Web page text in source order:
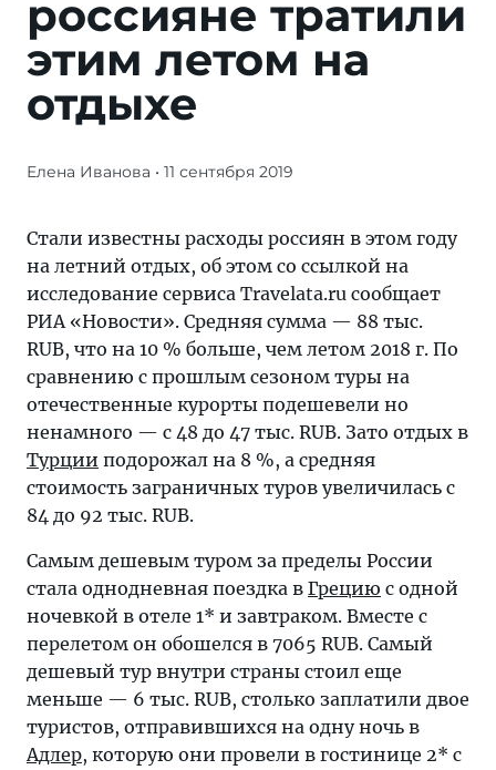
россияне тратили
этим летом на
отдыхе
Средняя
88
тыс.
RUB,
что
на
10 %
больше,
чем
летом
2018 г.
По
с
прошлым
сезоном
туры
на
отечественные
курорты
подешевели,
Елена Иванова • 11 сентября 2019
Стали известны расходы россиян в этом году
на летний отдых, об этом со ссылкой на
исследование сервиса Travelata.ru сообщает
РИА «Новости». Средняя сумма — 88 тыс.
RUB, что на 10 % больше, чем летом 2018 г. По
сравнению с прошлым сезоном туры на
отечественные курорты подешевели но
ненамного — с 48 до 47 тыс. RUB. Зато отдых в
Турции подорожал на 8 %, а средняя
стоимость заграничных туров увеличилась с
84 до 92 тыс. RUB.
Самым дешевым туром за пределы России
стала однодневная поездка в Грецию с одной
ночевкой в отеле 1* и завтраком. Вместе с
перелетом он обошелся в 7065 RUB. Самый
дешевый тур внутри страны стоил еще
меньше — 6 тыс. RUB, столько заплатили двое
туристов, отправившихся на одну ночь в
Адлер, которую они провели в гостинице 2* с